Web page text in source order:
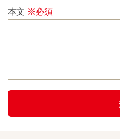
本文 ※必須